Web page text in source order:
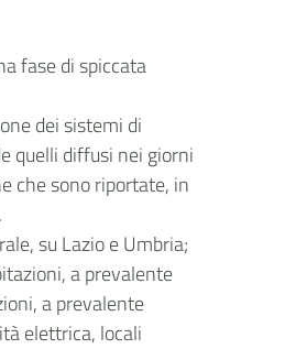
fase di spiccata
dei sistemi di
quelli diffusi nei giorni
che sono riportate, in
su Lazio e Umbria;
a prevalente
a prevalente
elettrica, locali